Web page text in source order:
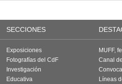
SECCIONES
Exposiciones
Fotografías del CdF
Investigación
Educativa
MUFF,
Canal
Líneas